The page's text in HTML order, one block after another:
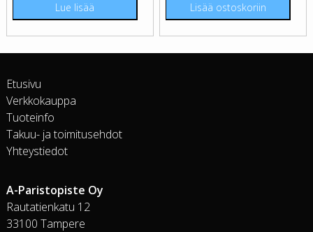
Lue lisää Lisää ostoskoriin
Etusivu
Verkkokauppa
Tuoteinfo
Takuu- ja toimitusehdot
Yhteystiedot
A-Paristopiste Oy
Rautatienkatu 12
33100 Tampere